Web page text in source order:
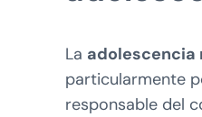
La adolescencia
particularmente
responsable del